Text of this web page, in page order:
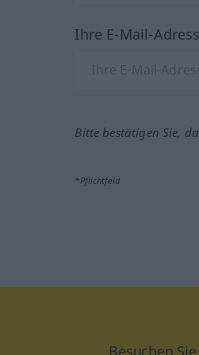
Ihre E-Mail-
Bitte bestätigen Sie,
*Pflichtfeld
Besuchen